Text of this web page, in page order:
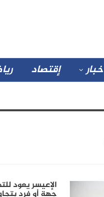
إقتصاد
الإعيسر يعود
جهة أو فرد